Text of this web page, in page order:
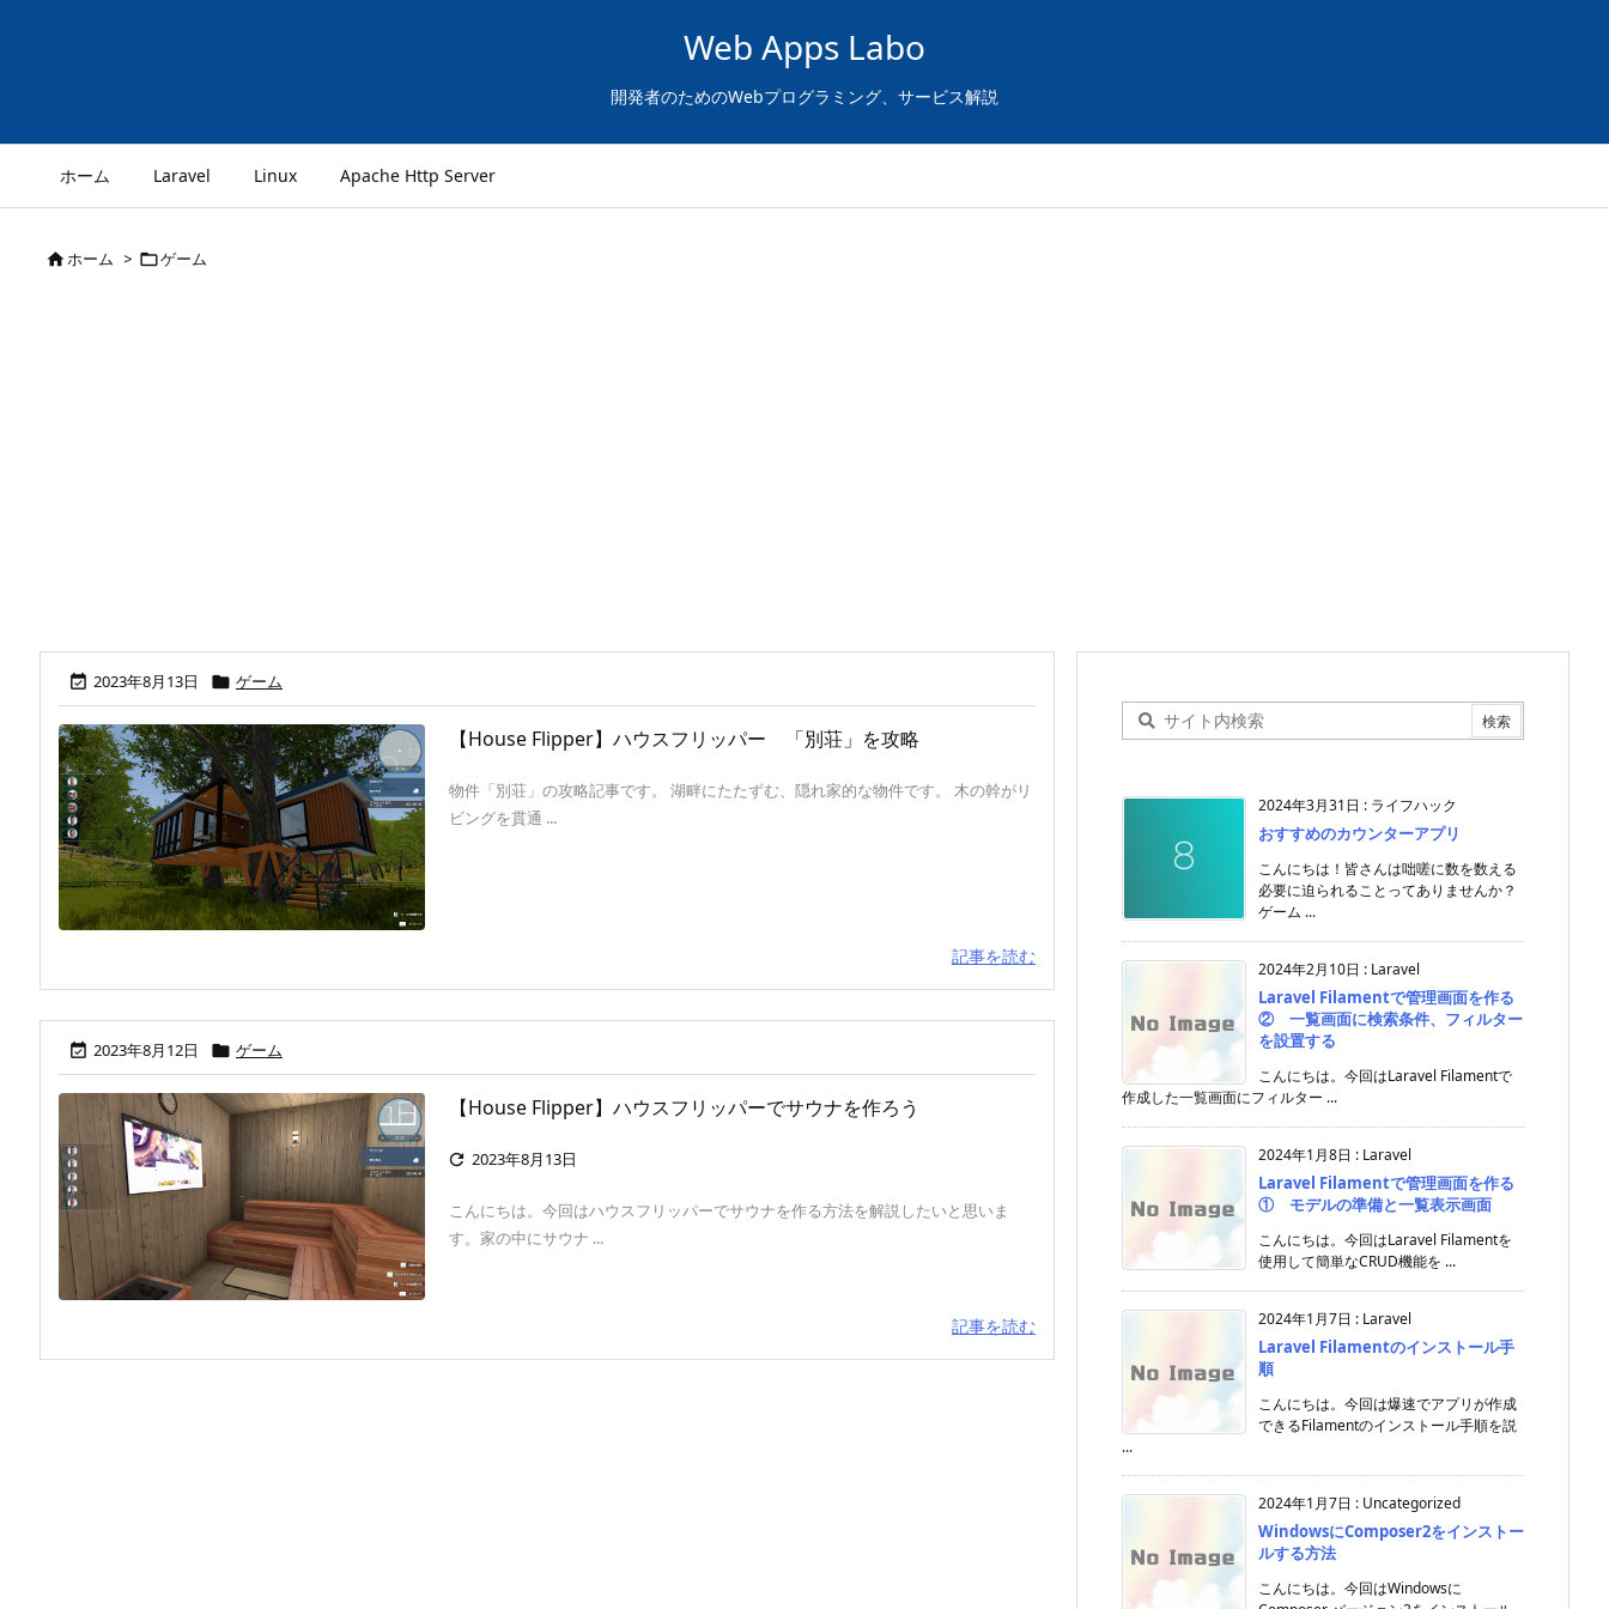
Web Apps Labo
開発者のためのWebプログラミング、サービス解説
ホーム Laravel Linux Apache Http Server
ホーム > ゲーム
 2023年8月13日  ゲーム
【House Flipper】ハウスフリッパー 「別荘」を攻略
物件「別荘」の攻略記事です。 湖畔にたたずむ、隠れ家的な物件です。 木の幹がリ
ビングを貫通 ...
記事を読む
 2023年8月12日  ゲーム
【House Flipper】ハウスフリッパーでサウナを作ろう
 2023年8月13日
こんにちは。今回はハウスフリッパーでサウナを作る方法を解説したいと思いま
す。家の中にサウナ ...
記事を読む
2024年3月31日 : ライフハック
おすすめのカウンターアプリ
こんにちは！皆さんは咄嗟に数を数える
必要に迫られることってありませんか？
ゲーム ...
2024年2月10日 : Laravel
Laravel Filamentで管理画面を作る
② 一覧画面に検索条件、フィルター
を設置する
こんにちは。今回はLaravel Filamentで
作成した一覧画面にフィルター ...
2024年1月8日 : Laravel
Laravel Filamentで管理画面を作る
① モデルの準備と一覧表示画面
こんにちは。今回はLaravel Filamentを
使用して簡単なCRUD機能を ...
2024年1月7日 : Laravel
Laravel Filamentのインストール手
順
こんにちは。今回は爆速でアプリが作成
できるFilamentのインストール手順を説
...
2024年1月7日 : Uncategorized
WindowsにComposer2をインストー
ルする方法
こんにちは。今回はWindowsに